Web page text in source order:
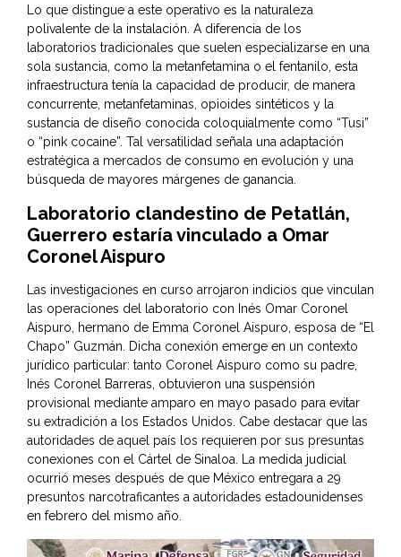
Lo que distingue a este operativo es la naturaleza
polivalente de la instalación. A diferencia de los
laboratorios tradicionales que suelen especializarse en una
sola sustancia, como la metanfetamina o el fentanilo, esta
infraestructura tenía la capacidad de producir, de manera
concurrente, metanfetaminas, opioides sintéticos y la
sustancia de diseño conocida coloquialmente como “Tusi”
o “pink cocaine”. Tal versatilidad señala una adaptación
estratégica a mercados de consumo en evolución y una
búsqueda de mayores márgenes de ganancia.
Laboratorio clandestino de Petatlán,
Guerrero estaría vinculado a Omar
Coronel Aispuro
Las investigaciones en curso arrojaron indicios que vinculan
las operaciones del laboratorio con Inés Omar Coronel
Aispuro, hermano de Emma Coronel Aispuro, esposa de “El
Chapo” Guzmán. Dicha conexión emerge en un contexto
jurídico particular: tanto Coronel Aispuro como su padre,
Inés Coronel Barreras, obtuvieron una suspensión
provisional mediante amparo en mayo pasado para evitar
su extradición a los Estados Unidos. Cabe destacar que las
autoridades de aquel país los requieren por sus presuntas
conexiones con el Cártel de Sinaloa. La medida judicial
ocurrió meses después de que México entregara a 29
presuntos narcotraficantes a autoridades estadounidenses
en febrero del mismo año.